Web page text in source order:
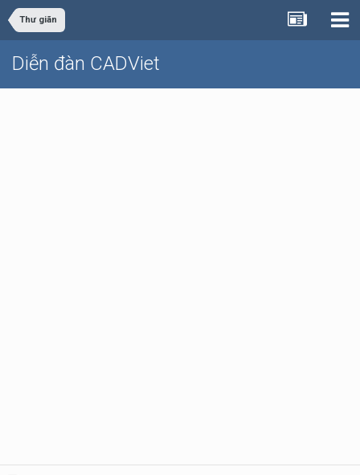
Thư giãn
Diễn đàn CADViet